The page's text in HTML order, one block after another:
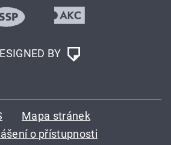
BY
Mapa stránek
o přístupnosti